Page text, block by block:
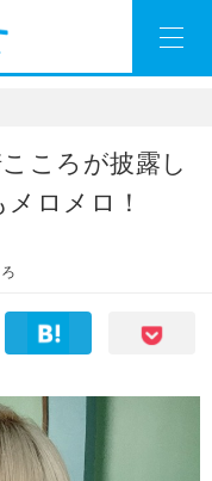
ころが披露し
ロメロ！